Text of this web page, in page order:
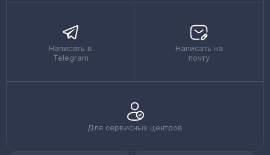
Написать в
Telegram
Написать на
почту
Для сервисных центров